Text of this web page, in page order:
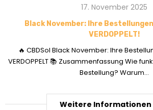
17. November 2025
Black November: Ihre
VERDOPPELT!
🔥 CBDSol Black November: Ihre
VERDOPPELT 📚 Zusammenfassung Wie
Bestellung? Warum...
Weitere Informationen